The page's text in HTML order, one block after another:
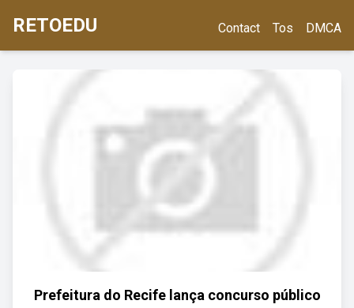
RETOEDU Contact Tos DMCA
Prefeitura do Recife lança concurso público